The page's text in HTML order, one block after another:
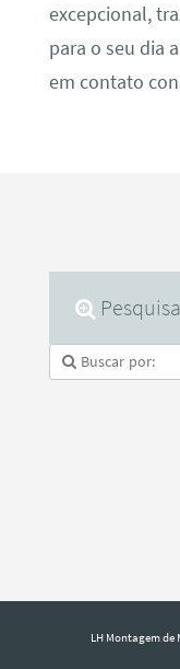
excepcional,
para o seu dia
em contato
LH Montagem de